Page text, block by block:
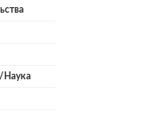
Наука